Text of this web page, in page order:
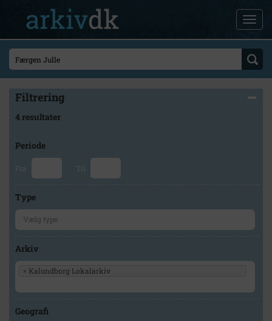
Filtrering
4 resultater
Periode
Fra Til
Type
Arkiv
× Kalundborg Lokalarkiv
Geografi